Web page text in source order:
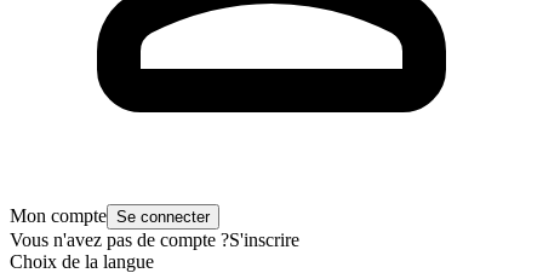
Mon compte Se connecter
Vous n'avez pas de compte ?S'inscrire
Choix de la langue